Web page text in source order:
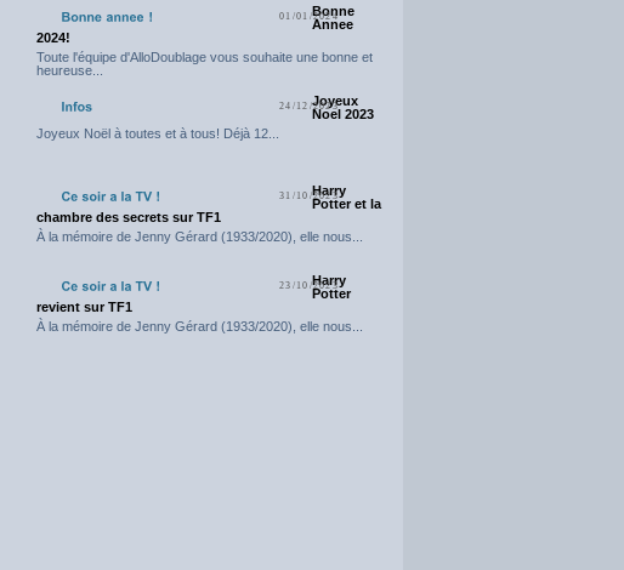
01/01/2024
Bonne
Annee
2024!
Toute l'équipe d'AlloDoublage vous souhaite une bonne et
heureuse...
24/12/2023
Joyeux
Noel 2023
Joyeux Noël à toutes et à tous! Déjà 12...
31/10/2023
Harry
Potter et la
chambre des secrets sur TF1
À la mémoire de Jenny Gérard (1933/2020), elle nous...
23/10/2023
Harry
Potter
revient sur TF1
À la mémoire de Jenny Gérard (1933/2020), elle nous...